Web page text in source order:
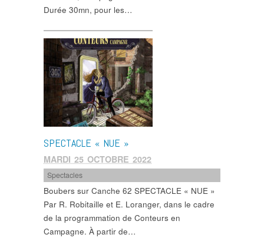
Durée 30mn, pour les…
SPECTACLE « NUE »
MARDI 25 OCTOBRE 2022
Spectacles
Boubers sur Canche 62 SPECTACLE « NUE »
Par R. Robitaille et E. Loranger, dans le cadre
de la programmation de Conteurs en
Campagne. À partir de…